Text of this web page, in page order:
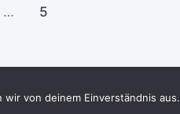
… 5
von deinem Einverständnis aus.